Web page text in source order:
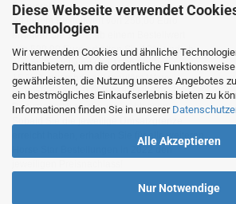
Diese Webseite verwendet
Technologien
Wir verwenden Cookies und ähnliche
Drittanbietern, um die ordentliche
gewährleisten, die Nutzung unseres Angebotes
ein bestmögliches Einkaufserlebnis bieten zu
Informationen finden Sie in unserer
Alle Akzeptieren
Nur Notwendige
Bonusrabatt.
Ab einem Bestellwert von 250,00 Euro
erhalten Sie 10 %, ab einem Bestellwert
von 500,00 Euro erhalten Sie 12% und ab
einem  Bestellwert von 1500,00 Euro
15 % Bonusrabatt auf reguläre Ware.
Reduzierte Artikel und Sättel sind vom
Bonusrabattsystem ausgeschlossen.
erreicht haben, erhalten Sie für alle weiteren